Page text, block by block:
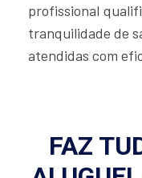
profissional
tranquilidade de
atendidas com
FAZ